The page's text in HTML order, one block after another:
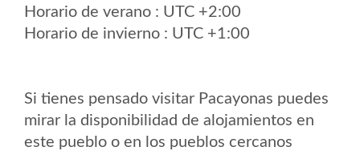
Horario de verano : UTC +2:00
Horario de invierno : UTC +1:00
Si tienes pensado visitar Pacayonas puedes
mirar la disponibilidad de alojamientos en
este pueblo o en los pueblos cercanos